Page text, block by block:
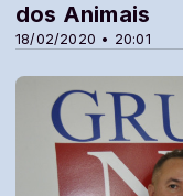
18/02/2020 • 20:01
dos Animais